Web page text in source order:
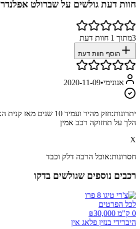
חוות דעת גולשים עלשברולט אפלנדר
3מתוך 1 חוות דעת
הוסף חוות דעת
אנונימי•
2020-11-09
יתרונות:
הלך על תחזוקה רכב אמין
X
חסרונות:אוכל הרבה דלק וכבד
רכבים נוספים שגולשים בדקו
לכל הפרטים
0 ק"מ ₪
30,000
היברידי בנזין פלאג אין